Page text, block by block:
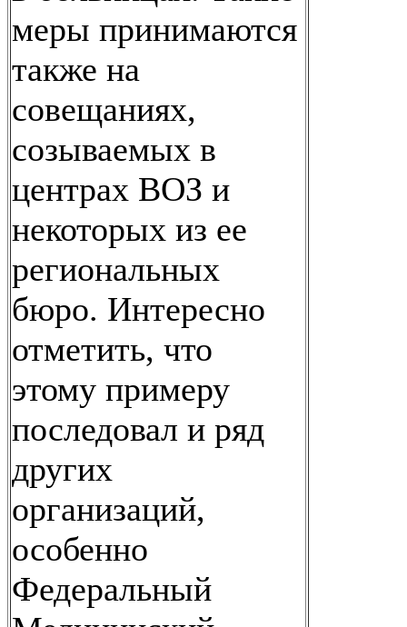
меры принимаются
также на
совещаниях,
созываемых в
центрах ВОЗ и
некоторых из ее
региональных
бюро. Интересно
отметить, что
этому примеру
последовал и ряд
других
организаций,
особенно
Федеральный